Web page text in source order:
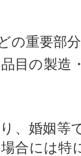
の重要部分
目の製造
、婚姻等
合には特